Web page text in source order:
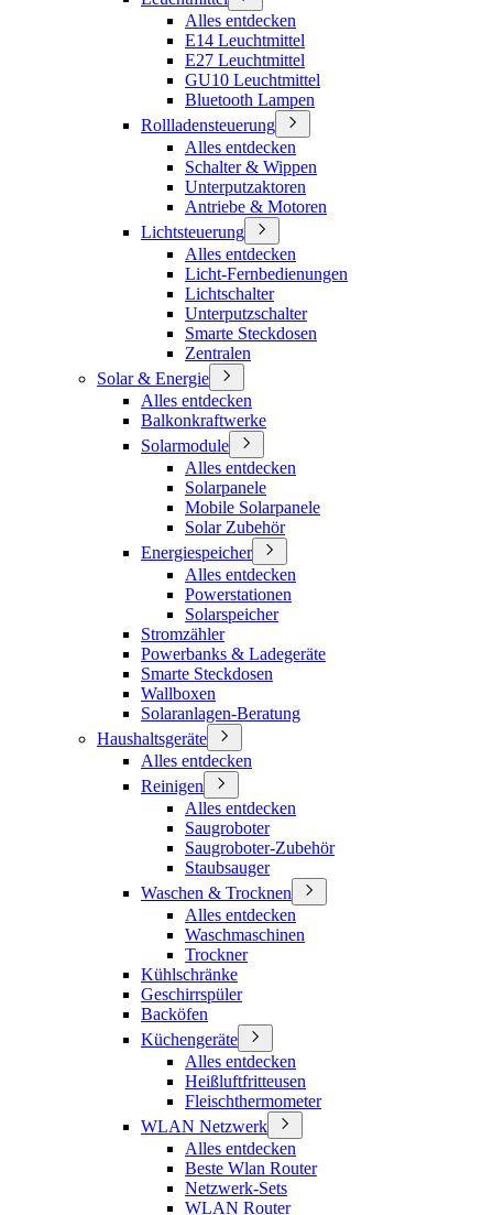
Alles entdecken
E14 Leuchtmittel
E27 Leuchtmittel
GU10 Leuchtmittel
Bluetooth Lampen
Rollladensteuerung
Alles entdecken
Schalter & Wippen
Unterputzaktoren
Antriebe & Motoren
Lichtsteuerung
Alles entdecken
Licht-Fernbedienungen
Lichtschalter
Unterputzschalter
Smarte Steckdosen
Zentralen
Solar & Energie
Alles entdecken
Balkonkraftwerke
Solarmodule
Alles entdecken
Solarpanele
Mobile Solarpanele
Solar Zubehör
Energiespeicher
Alles entdecken
Powerstationen
Solarspeicher
Stromzähler
Powerbanks & Ladegeräte
Smarte Steckdosen
Wallboxen
Solaranlagen-Beratung
Haushaltsgeräte
Alles entdecken
Reinigen
Alles entdecken
Saugroboter
Saugroboter-Zubehör
Staubsauger
Waschen & Trocknen
Alles entdecken
Waschmaschinen
Trockner
Kühlschränke
Geschirrspüler
Backöfen
Küchengeräte
Alles entdecken
Heißluftfritteusen
Fleischthermometer
WLAN Netzwerk
Alles entdecken
Beste Wlan Router
Netzwerk-Sets
WLAN Router